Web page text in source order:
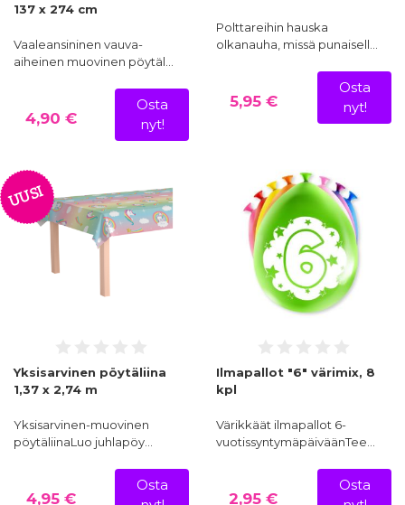
137 x 274 cm
Vaaleansininen vauva-
aiheinen muovinen pöytäl…
4,90 €
Osta
nyt!
Polttareihin hauska
olkanauha, missä punaisell…
5,95 €
Osta
nyt!
UUSI
Yksisarvinen pöytäliina
1,37 x 2,74 m
Yksisarvinen-muovinen
pöytäliinaLuo juhlapöy…
4,95 €
Osta
Ilmapallot "6" värimix, 8
kpl
Värikkäät ilmapallot 6-
vuotissyntymäpäiväänTee…
2,95 €
Osta